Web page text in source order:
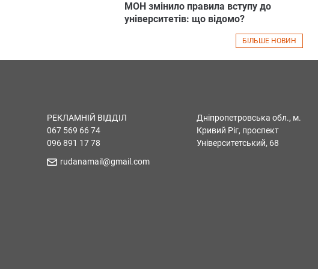
МОН змінило правила вступу до
університетів: що відомо?
БІЛЬШЕ НОВИН
РЕКЛАМНІЙ ВІДДІЛ
067 569 66 74
096 891 17 78
rudanamail@gmail.com
Дніпропетровська обл., м.
Кривий Ріг, проспект
Університетський, 68